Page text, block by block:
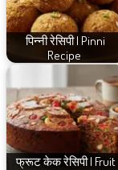
पिन्नी रेसिपी | Pinni
Recipe
फ्रूट केक रेसिपी | Fruit